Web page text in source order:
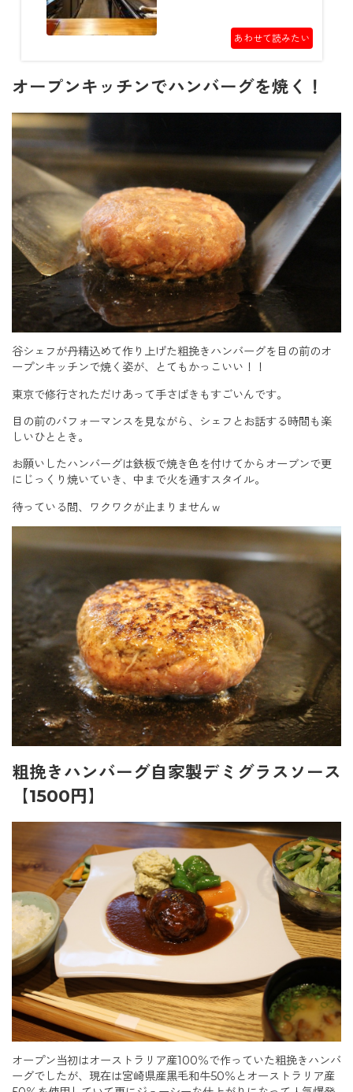
あわせて読みたい
オープンキッチンでハンバーグを焼く！
谷シェフが丹精込めて作り上げた粗挽きハンバーグを目の前のオ
ープンキッチンで焼く姿が、とてもかっこいい！！
東京で修行されただけあって手さばきもすごいんです。
目の前のパフォーマンスを見ながら、シェフとお話する時間も楽
しいひととき。
お願いしたハンバーグは鉄板で焼き色を付けてからオーブンで更
にじっくり焼いていき、中まで火を通すスタイル。
待っている間、ワクワクが止まりませんｗ
粗挽きハンバーグ自家製デミグラスソース
【1500円】
オープン当初はオーストラリア産100％で作っていた粗挽きハンバ
ーグでしたが、現在は宮崎県産黒毛和牛50％とオーストラリア産